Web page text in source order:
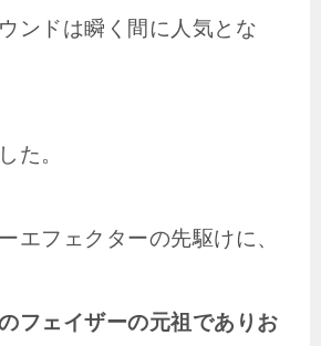
ンドは瞬く間に人気とな
た。
エフェクターの先駆けに、
フェイザーの元祖でありお